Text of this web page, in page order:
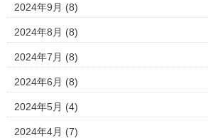
2024年9月 (8)
2024年8月 (8)
2024年7月 (8)
2024年6月 (8)
2024年5月 (4)
2024年4月 (7)